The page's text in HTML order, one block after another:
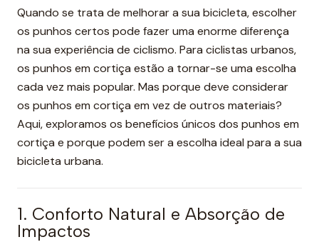
Quando se trata de melhorar a sua bicicleta, escolher
os punhos certos pode fazer uma enorme diferença
na sua experiência de ciclismo. Para ciclistas urbanos,
os punhos em cortiça estão a tornar-se uma escolha
cada vez mais popular. Mas porque deve considerar
os punhos em cortiça em vez de outros materiais?
Aqui, exploramos os benefícios únicos dos punhos em
cortiça e porque podem ser a escolha ideal para a sua
bicicleta urbana.
1. Conforto Natural e Absorção de
Impactos